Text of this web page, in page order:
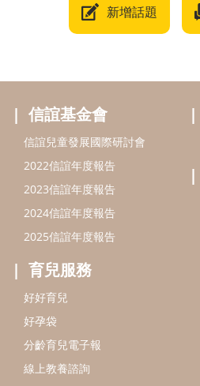
新增話題
信誼基金會
信誼兒童發展國際研討會
2022信誼年度報告
2023信誼年度報告
2024信誼年度報告
2025信誼年度報告
育兒服務
好好育兒
好孕袋
分齡育兒電子報
線上教養諮詢